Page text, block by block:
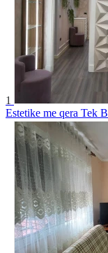
1
Estetike me qera Tek